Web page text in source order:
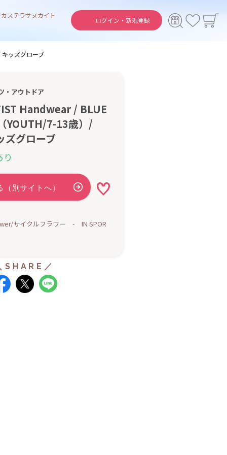
ログイン・ 新規登録
カステラサヌカイト
ッズグローブ
・アウトドア
Handwear / BLUE
YOUTH/7-13歳）/
グローブ
り
サイクルフラワー - IN SPOR